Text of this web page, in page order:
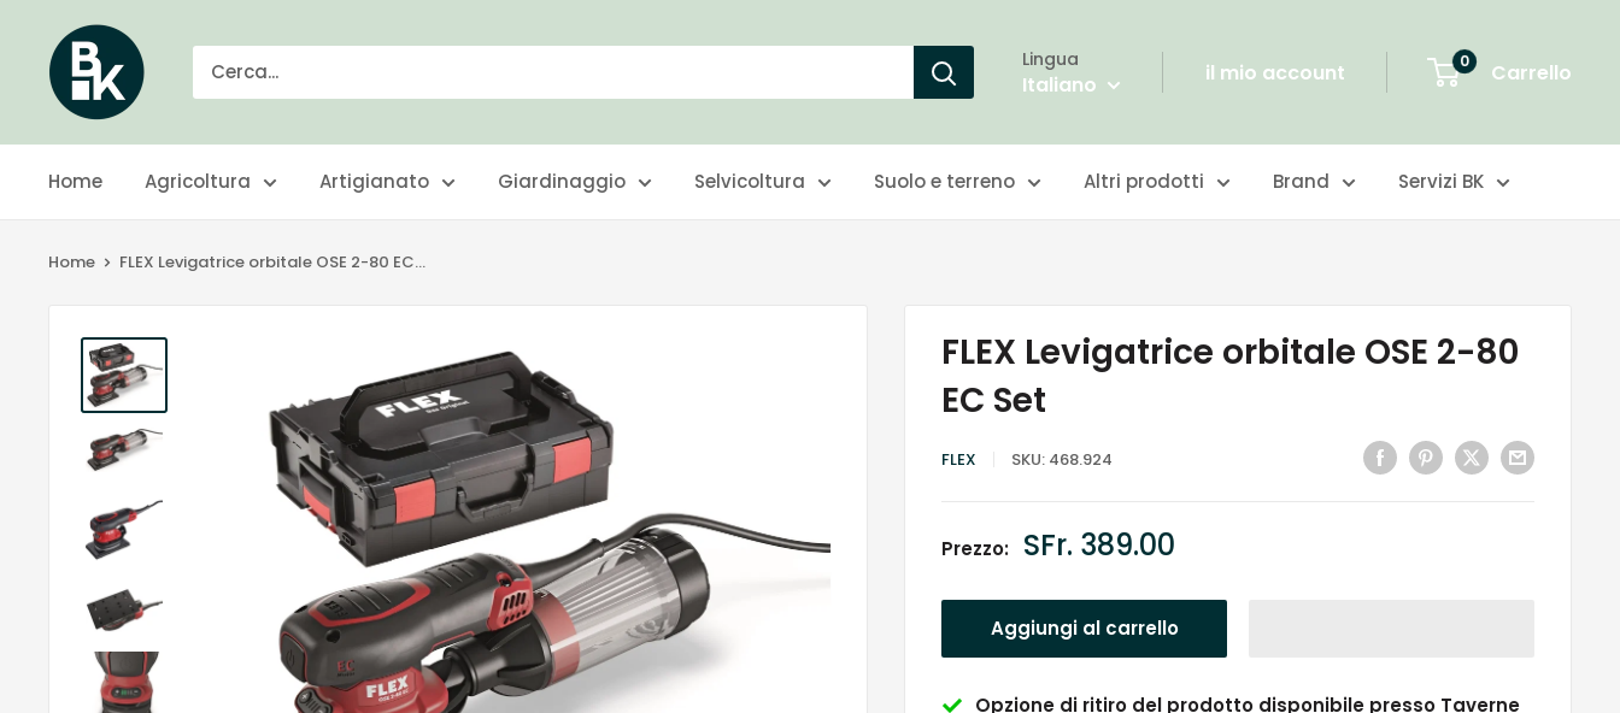
contenuto
BKgarden.ch
Lingua
Italiano il mio account 0 Carrello
Home Agricoltura Artigianato Giardinaggio Selvicoltura Suolo e terreno Altri prodotti Brand Servizi BK
Home FLEX Levigatrice orbitale OSE 2-80 EC...
FLEX Levigatrice orbitale OSE 2-80
EC Set
FLEX SKU: 468.924
Prezzo: Prezzo
SFr. 389.00
Aggiungi al carrello
Opzione di ritiro del prodotto disponibile presso Taverne